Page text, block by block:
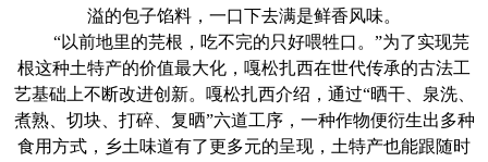
溢的包子馅料，一口下去满是鲜香风味。
“以前地里的芫根，吃不完的只好喂牲口。”为了实现芫
根这种土特产的价值最大化，嘎松扎西在世代传承的古法工
艺基础上不断改进创新。嘎松扎西介绍，通过“晒干、泉洗、
煮熟、切块、打碎、复晒”六道工序，一种作物便衍生出多种
食用方式，乡土味道有了更多元的呈现，土特产也能跟随时